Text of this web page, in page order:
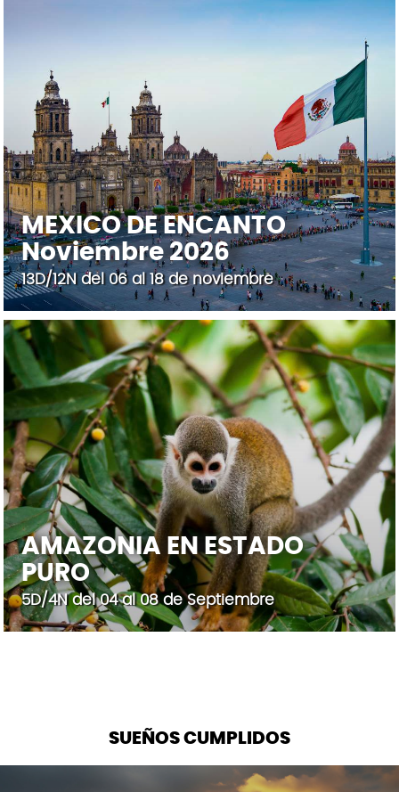
MEXICO DE ENCANTO
Noviembre 2026
13D/12N del 06 al 18 de noviembre
AMAZONIA EN ESTADO
PURO
5D/4N del 04 al 08 de Septiembre
SUEÑOS CUMPLIDOS